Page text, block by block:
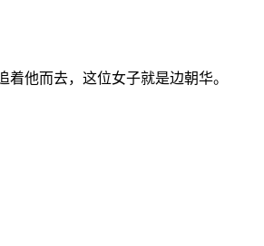
他而去，这位女子就是边朝华。